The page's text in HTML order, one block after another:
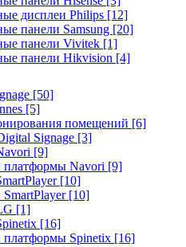
дисплеи Philips [12]
панели Samsung [20]
панели Vivitek [1]
панели Hikvision [4]
[50]
[5]
помещений [6]
Signage [3]
[9]
платформы Navori [9]
[10]
SmartPlayer [10]
[1]
[16]
платформы Spinetix [16]